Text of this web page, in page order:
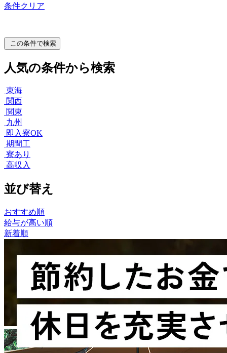
条件クリア
この条件で検索
人気の条件から検索
東海
関西
関東
九州
即入寮OK
期間工
寮あり
高収入
並び替え
おすすめ順
給与が高い順
新着順